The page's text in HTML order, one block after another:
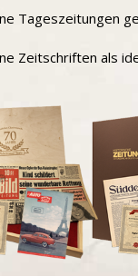
Tageszeitungen
Zeitschriften als